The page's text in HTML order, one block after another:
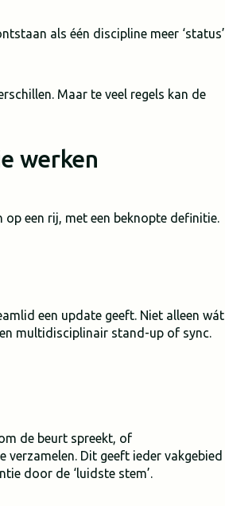
als één discipline meer ‘status’
Maar te veel regels kan de
werken
een rij, met een beknopte definitie.
een update geeft. Niet alleen wát
multidisciplinair stand-up of sync.
de beurt spreekt, of
verzamelen. Dit geeft ieder vakgebied
door de ‘luidste stem’.